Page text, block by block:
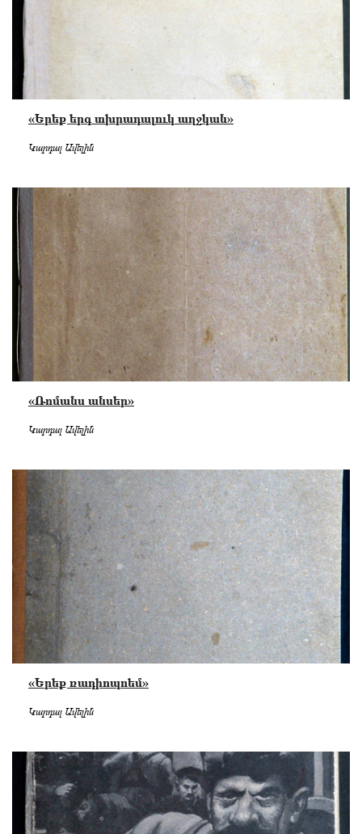
«Երեք երգ տխրադալուկ աղջկան»
Կարդալ Ավելին
«Ռոմանս անսեր»
Կարդալ Ավելին
«Երեք ռադիոպոեմ»
Կարդալ Ավելին